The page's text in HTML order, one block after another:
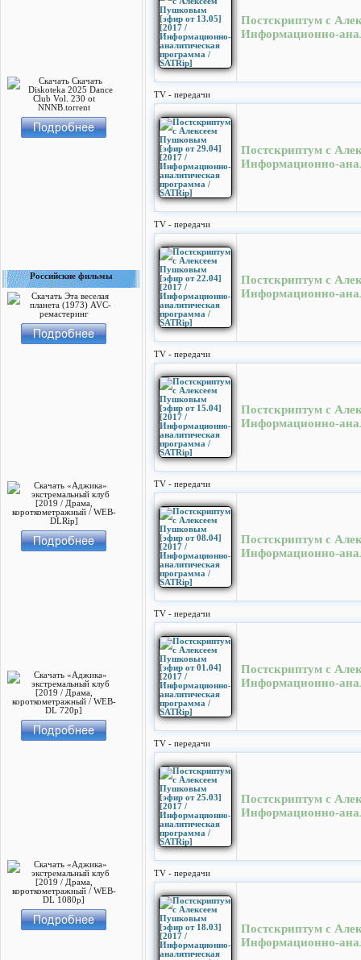
Российские фильмы
Постскриптум с
Информационно-
TV - передачи
Постскриптум с
Информационно-
TV - передачи
Постскриптум с
Информационно-
TV - передачи
Постскриптум с
Информационно-
TV - передачи
Постскриптум с
Информационно-
TV - передачи
Постскриптум с
Информационно-
TV - передачи
Постскриптум с
Информационно-
TV - передачи
Постскриптум с
Информационно-